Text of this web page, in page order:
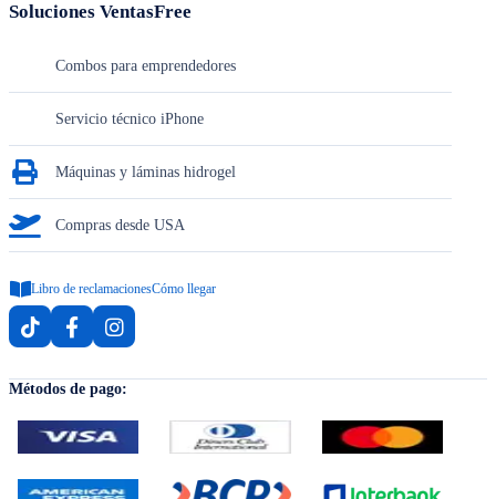
Soluciones VentasFree
Combos para emprendedores
Servicio técnico iPhone
Máquinas y láminas hidrogel
Compras desde USA
Libro de reclamacionesCómo llegar
Métodos de pago: